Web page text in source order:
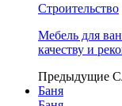
Строительство
Мебель для
качеству и
Предыдущие
Баня